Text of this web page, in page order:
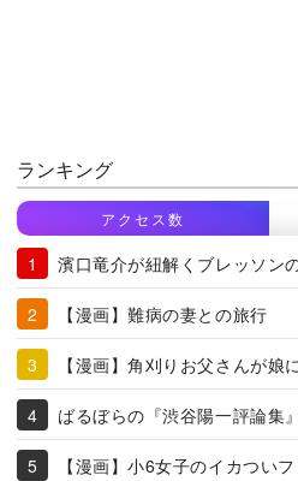
ランキング
アクセス数
濱口竜介が紐解くブレッソン
【漫画】難病の妻との旅行
【漫画】角刈りお父さんが娘
ばるぼらの『渋谷陽一評論集
【漫画】小6女子のイカつい